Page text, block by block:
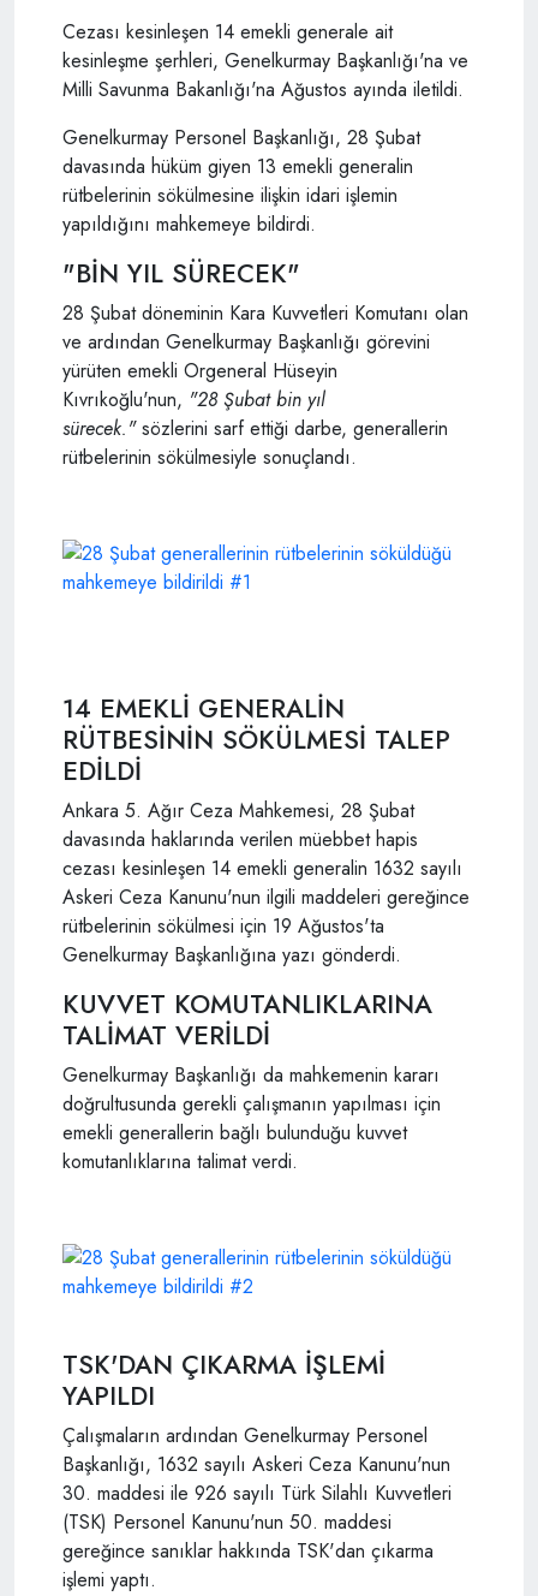
Cezası kesinleşen 14 emekli generale ait
kesinleşme şerhleri, Genelkurmay Başkanlığı'na ve
Milli Savunma Bakanlığı'na Ağustos ayında iletildi.
Genelkurmay Personel Başkanlığı, 28 Şubat
davasında hüküm giyen 13 emekli generalin
rütbelerinin sökülmesine ilişkin idari işlemin
yapıldığını mahkemeye bildirdi.
"BİN YIL SÜRECEK"
28 Şubat döneminin Kara Kuvvetleri Komutanı olan
ve ardından Genelkurmay Başkanlığı görevini
yürüten emekli Orgeneral Hüseyin
Kıvrıkoğlu'nun, "28 Şubat bin yıl
sürecek."sözlerini sarf ettiği darbe, generallerin
rütbelerinin sökülmesiyle sonuçlandı.
14 EMEKLİ GENERALİN
RÜTBESİNİN SÖKÜLMESİ TALEP
EDİLDİ
Ankara 5. Ağır Ceza Mahkemesi, 28 Şubat
davasında haklarında verilen müebbet hapis
cezası kesinleşen 14 emekli generalin 1632 sayılı
Askeri Ceza Kanunu'nun ilgili maddeleri gereğince
rütbelerinin sökülmesi için 19 Ağustos'ta
Genelkurmay Başkanlığına yazı gönderdi.
KUVVET KOMUTANLIKLARINA
TALİMAT VERİLDİ
Genelkurmay Başkanlığı da mahkemenin kararı
doğrultusunda gerekli çalışmanın yapılması için
emekli generallerin bağlı bulunduğu kuvvet
komutanlıklarına talimat verdi.
TSK'DAN ÇIKARMA İŞLEMİ
YAPILDI
Çalışmaların ardından Genelkurmay Personel
Başkanlığı, 1632 sayılı Askeri Ceza Kanunu'nun
30. maddesi ile 926 sayılı Türk Silahlı Kuvvetleri
(TSK) Personel Kanunu'nun 50. maddesi
gereğince sanıklar hakkında TSK'dan çıkarma
işlemi yaptı.